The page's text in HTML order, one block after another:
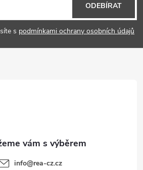
s podmínkami ochrany osobních údajů
ODEBÍRAT
info@rea-cz.cz